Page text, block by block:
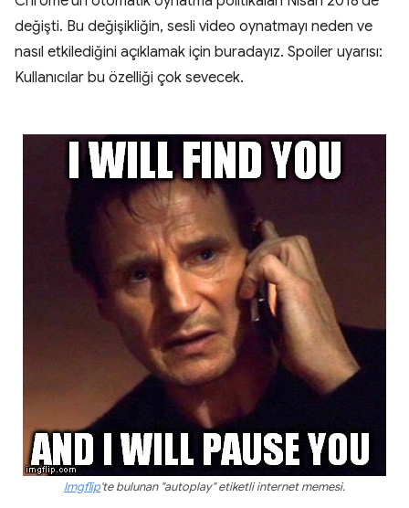
değişti. Bu değişikliğin, sesli video oynatmayı neden ve
nasıl etkilediğini açıklamak için buradayız. Spoiler uyarısı:
Kullanıcılar bu özelliği çok sevecek.
Imgflip'te bulunan "autoplay" etiketli internet memesi.